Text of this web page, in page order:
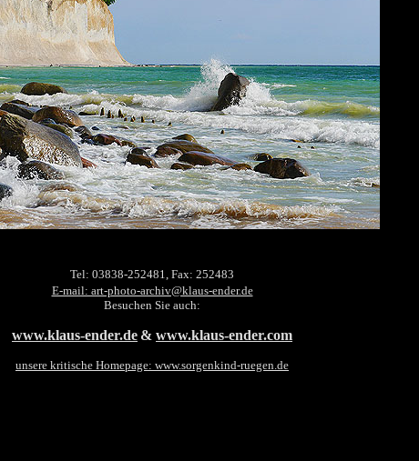
Tel: 03838-252481, Fax: 252483
E-mail: art-photo-archiv@klaus-ender.de
Besuchen Sie auch:
www.klaus-ender.de & www.klaus-ender.com
unsere kritische Homepage: www.sorgenkind-ruegen.de